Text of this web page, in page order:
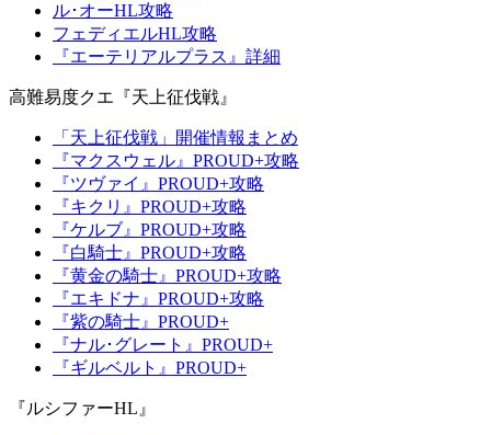
ル･オーHL攻略
フェディエルHL攻略
『エーテリアルプラス』詳細
高難易度クエ『天上征伐戦』
「天上征伐戦」開催情報まとめ
『マクスウェル』PROUD+攻略
『ツヴァイ』PROUD+攻略
『キクリ』PROUD+攻略
『ケルブ』PROUD+攻略
『白騎士』PROUD+攻略
『黄金の騎士』PROUD+攻略
『エキドナ』PROUD+攻略
『紫の騎士』PROUD+
『ナル･グレート』PROUD+
『ギルベルト』PROUD+
『ルシファーHL』